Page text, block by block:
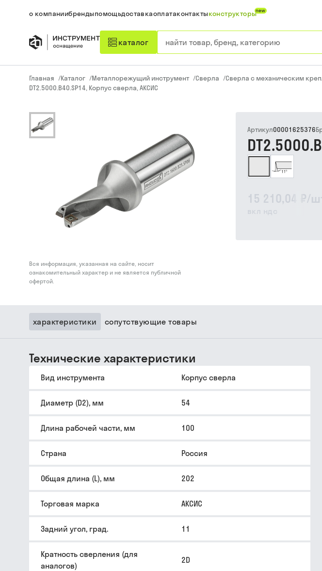
о компаниибрендыпомощьдоставкаоплатаконтактыконструкторыnew
каталог
Главная /Каталог /Металлорежущий инструмент /Сверла /Сверла с механическим
DT2.5000.B40.SP14, Корпус сверла, АКСИС
Вся информация, указанная на сайте, носит
ознакомительный характер и не является публичной
офертой.
15 210,04 ₽/
вкл ндс
Артикул00001625376
характеристики сопутствующие товары
Технические характеристики
Вид инструмента Корпус сверла
Диаметр (D2), мм 54
Длина рабочей части, мм 100
Страна Россия
Общая длина (L), мм 202
Торговая марка АКСИС
Задний угол, град. 11
Кратность сверления (для
аналогов)
2D